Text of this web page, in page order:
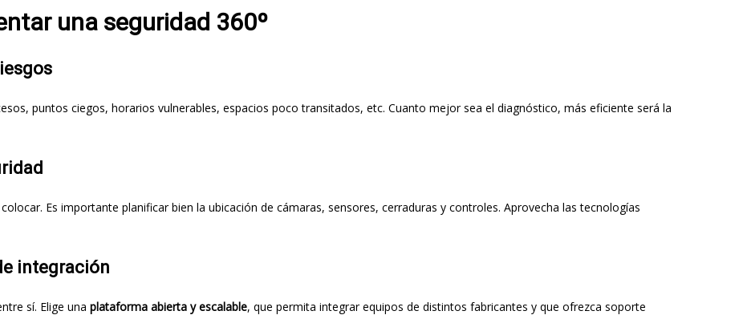
una seguridad 360º
puntos ciegos, horarios vulnerables, espacios poco transitados, etc. Cuanto mejor sea el diagnóstico, más eficiente será la
Es importante planificar bien la ubicación de cámaras, sensores, cerraduras y controles. Aprovecha las tecnologías
integración
sí. Elige una plataforma abierta y escalable, que permita integrar equipos de distintos fabricantes y que ofrezca soporte